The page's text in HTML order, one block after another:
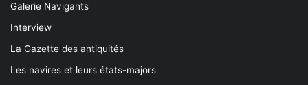
Galerie Navigants
Interview
La Gazette des antiquités
Les navires et leurs états-majors